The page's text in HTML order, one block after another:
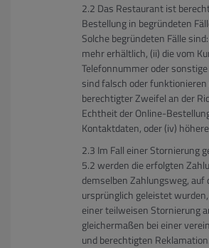
Das Restaurant ist
Bestellung in begründeten
Solche begründeten Fälle
mehr erhältlich, (ii) die vom
Telefonnummer oder
sind falsch oder
berechtigter Zweifel an der
Echtheit der Online-
Kontaktdaten, oder (iv)
Im Fall einer Stornierung
5.2 werden die erfolgten
demselben Zahlungsweg, auf
ursprünglich geleistet
einer teilweisen Stornierung
gleichermaßen bei einer
und berechtigten Reklamation.